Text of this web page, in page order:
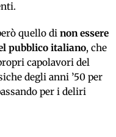
quello di non essere
pubblico italiano, che
capolavori del
degli anni ’50 per
per i deliri